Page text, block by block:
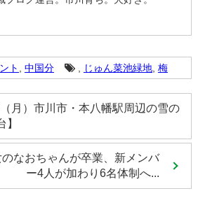
ト 中国分 , じゅん菜池緑地, 梅
月）市川市・本八幡駅周辺の雪の
なおちゃんが卒業、新メンバ
ー4人が加わり6名体制へ...